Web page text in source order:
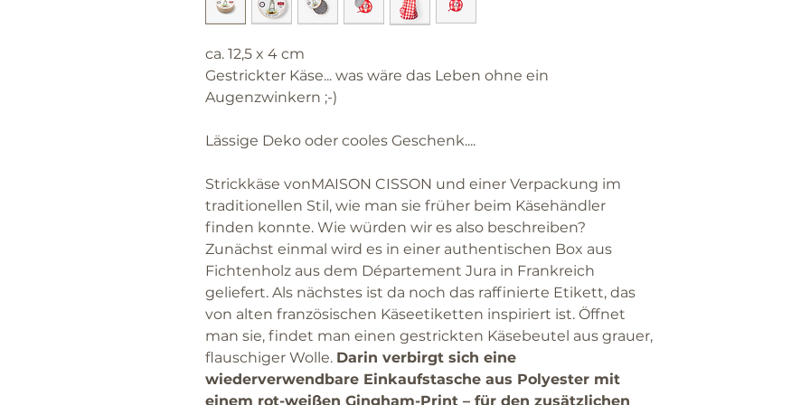
ca. 12,5 x 4 cm
Gestrickter Käse... was wäre das Leben ohne ein
Augenzwinkern ;-)
Lässige Deko oder cooles Geschenk....
Strickkäse vonMAISON CISSON und einer Verpackung im
traditionellen Stil, wie man sie früher beim Käsehändler
finden konnte. Wie würden wir es also beschreiben?
Zunächst einmal wird es in einer authentischen Box aus
Fichtenholz aus dem Département Jura in Frankreich
geliefert. Als nächstes ist da noch das raffinierte Etikett, das
von alten französischen Käseetiketten inspiriert ist. Öffnet
man sie, findet man einen gestrickten Käsebeutel aus grauer,
flauschiger Wolle. Darin verbirgt sich eine
wiederverwendbare Einkaufstasche aus Polyester mit
einem rot-weißen Gingham-Print – für den zusätzlichen